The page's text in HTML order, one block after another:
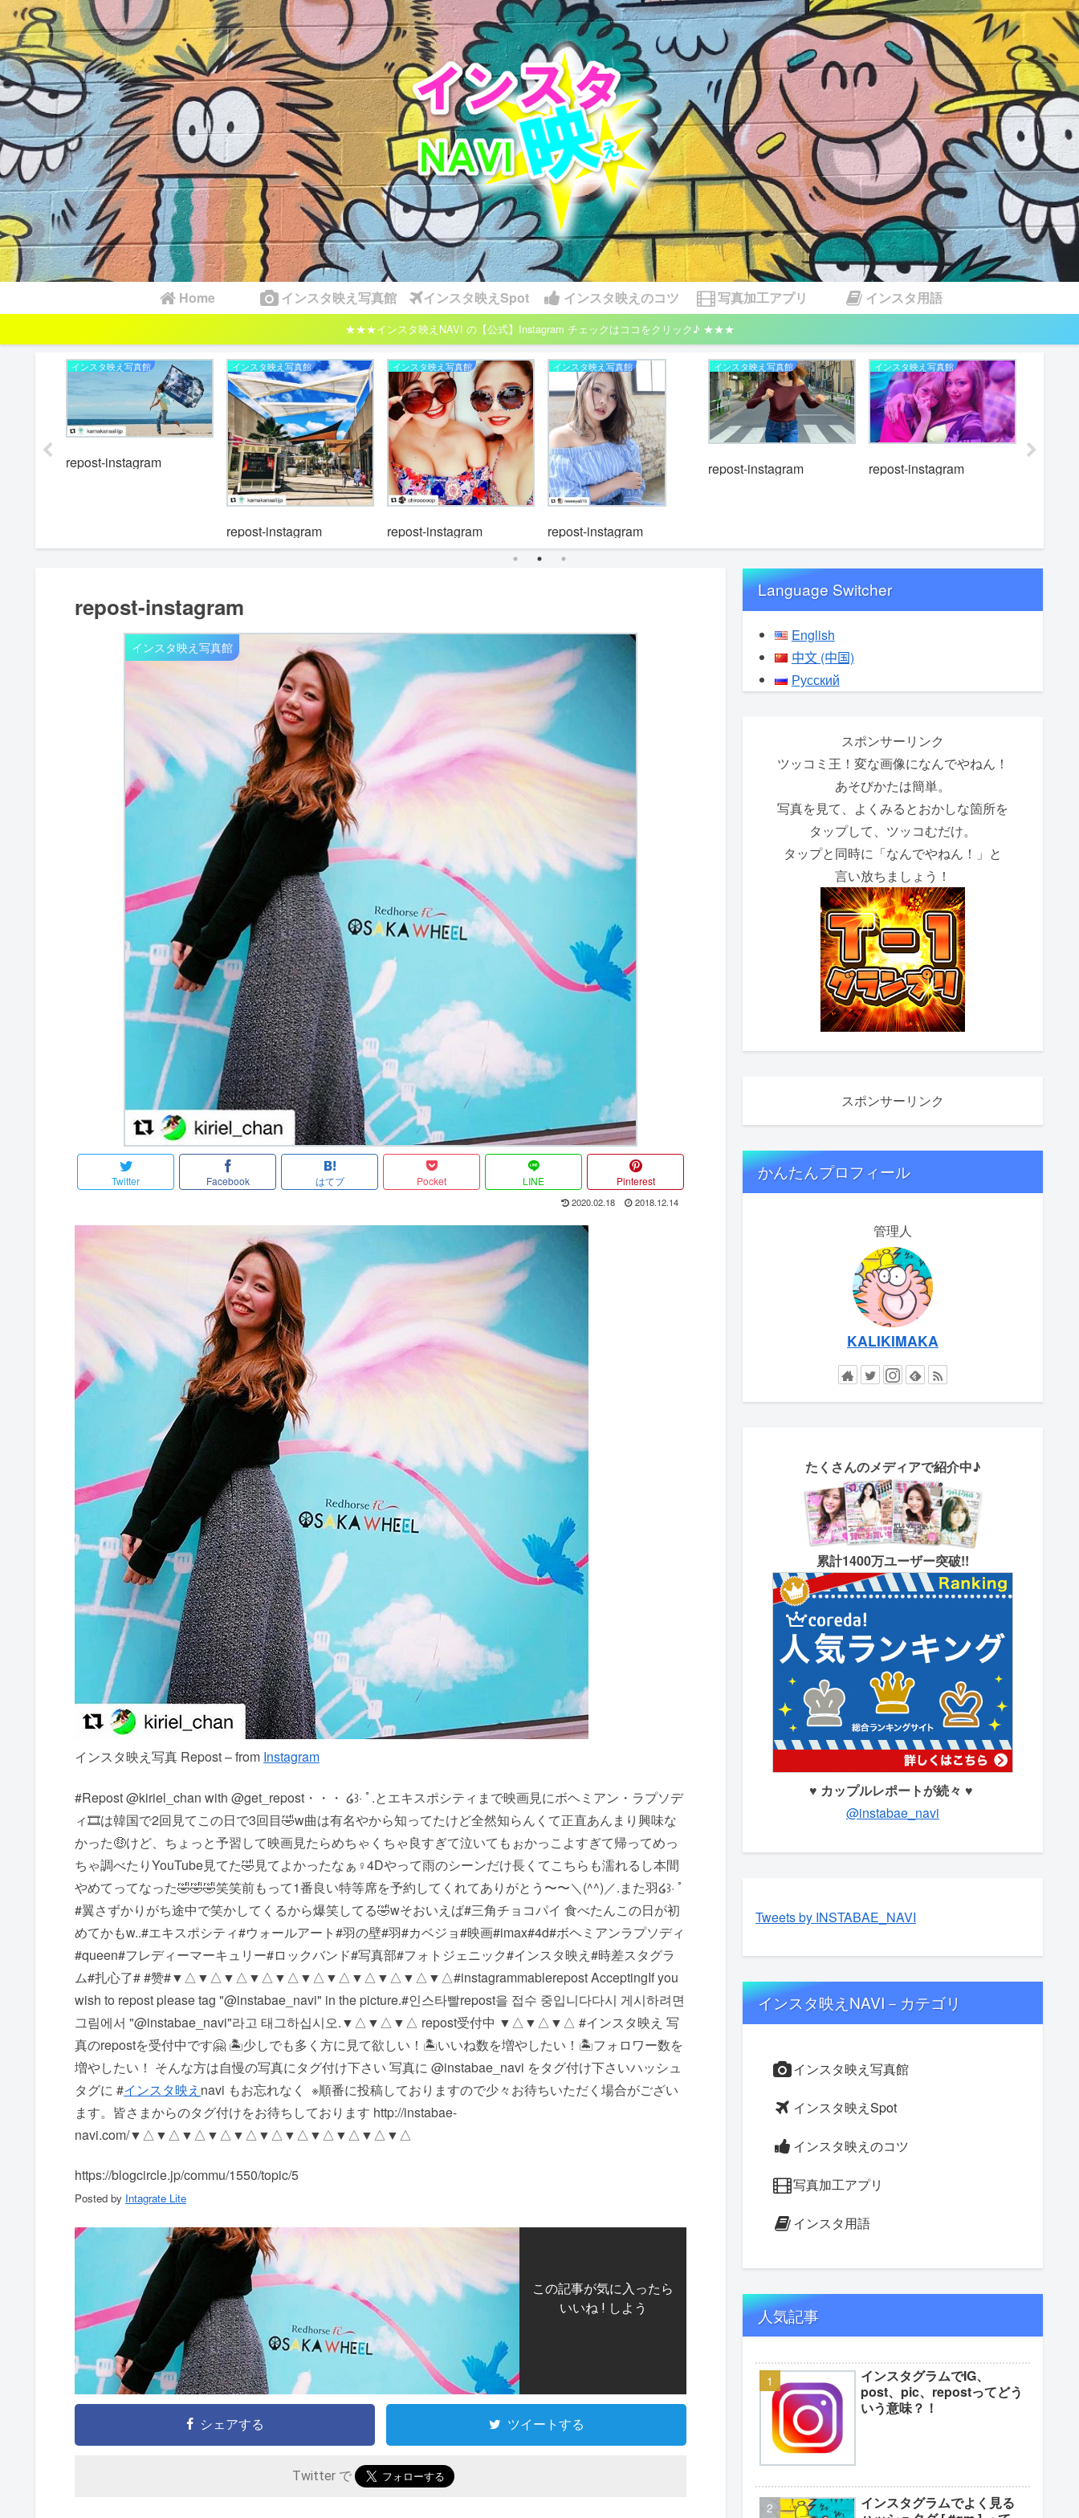
Home インスタ映え写真館 インスタ映えSpot インスタ映えのコツ 写真加工アプリ インスタ用語
★★★インスタ映えNAVI の【公式】Instagram チェックはココをクリック♪ ★★★
インスタ映え写真館
repost-instagram
インスタ映え写真館
repost-instagram
インスタ映え写真館
repost-instagram
インスタ映え写真館
repost-instagram
インスタ映え写真館
repost-instagram
インスタ映え写真館
repost-instagram
repost-instagram
インスタ映え写真館
Twitter Facebook はてブ Pocket LINE Pinterest
2020.02.18 2018.12.14
インスタ映え写真 Repost – from Instagram
#Repost @kiriel_chan with @get_repost・・・ ໒꒱· ﾟ.とエキスポシティまで映画見にボヘミアン・ラプソデ
ィ🎞は韓国で2回見てこの日で3回目🤣w曲は有名やから知ってたけど全然知らんくて正直あんまり興味な
かった🤑けど、ちょっと予習して映画見たらめちゃくちゃ良すぎて泣いてもぉかっこよすぎて帰ってめっ
ちゃ調べたりYouTube見てた🤣見てよかったなぁ‍♀️4Dやって雨のシーンだけ長くてこちらも濡れるし本間
やめてってなった🤣🤣🤣笑笑前もって1番良い特等席を予約してくれてありがとう〜〜＼(^^)／.また羽໒꒱· ﾟ
#翼さずかりがち途中で笑かしてくるから爆笑してる🤣wそおいえば#三角チョコパイ 食べたんこの日が初
めてかもw..#エキスポシティ#ウォールアート#羽の壁#羽#カベジョ#映画#imax#4d#ボヘミアンラプソディ
#queen#フレディーマーキュリー#ロックバンド#写真部#フォトジェニック#インスタ映え#時差スタグラ
ム#扎心了# #赞# ▼△▼△▼△▼△▼△▼△▼△▼△▼△▼△▼△ #instagrammable repost Accepting If you
wish to repost please tag "@instabae_navi" in the picture. #인스타빨 repost을 접수 중입니다 다시 게시하려면
그림에서 "@instabae_navi"라고 태그하십시오. ▼△▼△▼△ repost受付中 ▼△▼△▼△ #インスタ映え 写
真のrepostを受付中です🤗 🏝少しでも多く方に見て欲しい！ 🏝いいね数を増やしたい！ 🏝フォロワー数を
増やしたい！ そんな方は自慢の写真にタグ付け下さい 写真に @instabae_navi をタグ付け下さい️ ハッシュ
タグに #インスタ映え navi もお忘れなく ️ ※順番に投稿しておりますので少々お待ちいただく場合がござい
ます。 皆さまからのタグ付けをお待ちしております http://instabae-
navi.com/ ▼△▼△▼△▼△▼△▼△▼△▼△▼△▼△▼△
https://blogcircle.jp/commu/1550/topic/5
Posted by Intagrate Lite
この記事が気に入ったら
いいね ! しよう
シェアする ツイートする
Twitter で
Language Switcher
English
中文 (中国)
Русский
スポンサーリンク
ツッコミ王！変な画像になんでやねん！
あそびかたは簡単。
写真を見て、よくみるとおかしな箇所を
タップして、ツッコむだけ。
タップと同時に「なんでやねん！」と
言い放ちましょう！
スポンサーリンク
かんたんプロフィール
管理人
KALIKIMAKA
たくさんのメディアで紹介中♪
累計1400万ユーザー突破!!
♥ カップルレポートが続々 ♥
@instabae_navi
Tweets by INSTABAE_NAVI
インスタ映えNAVI－カテゴリ
インスタ映え写真館
インスタ映えSpot
インスタ映えのコツ
写真加工アプリ
インスタ用語
人気記事
インスタグラムでIG、
post、pic、repostってどう
いう意味？！
インスタグラムでよく見る